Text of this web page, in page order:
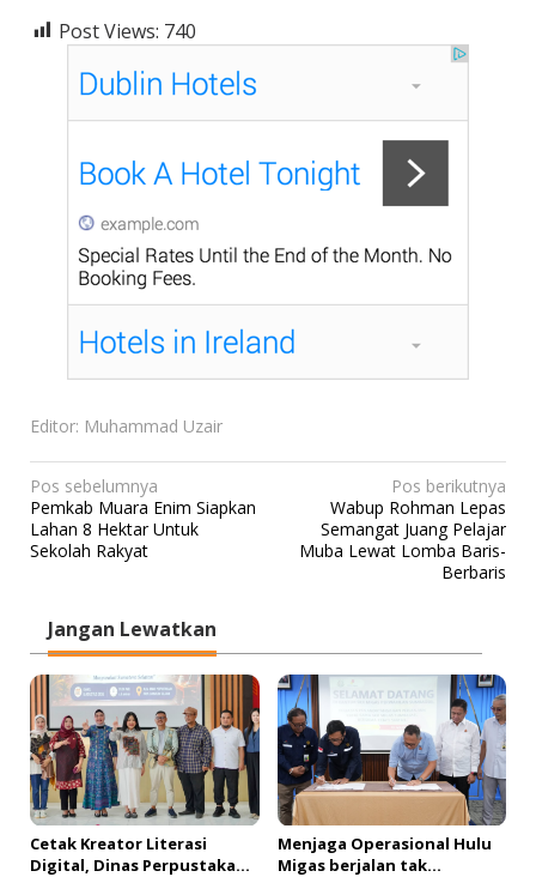
Post Views: 740
Editor: Muhammad Uzair
N
a
v
a
s
i
p
o
s
Pos sebelumnya
Pemkab Muara Enim Siapkan
Lahan 8 Hektar Untuk
Sekolah Rakyat
Pos berikutnya
Wabup Rohman Lepas
Semangat Juang Pelajar
Muba Lewat Lomba Baris-
Berbaris
Jangan Lewatkan
Cetak Kreator Literasi
Digital, Dinas Perpustakaan
Menjaga Operasional Hulu
Migas berjalan tak